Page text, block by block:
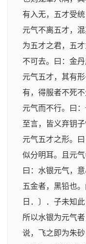
有入无，五才受
元气不离五才，
为五才之君，五
不可去。曰：金
元气五才，其有
有，得服者不死
元气而不行。曰
至言，皆义弃钥
元气五才之形。
似分明耳。且元
曰：水银元气，
五金者，黑铅也
日．〕．子未知
所以水银为元气
说，飞之即为朱